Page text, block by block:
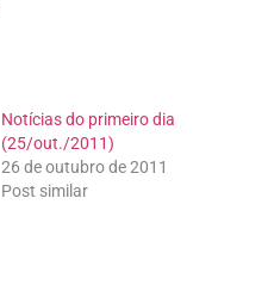
Notícias do primeiro dia
(25/out./2011)
26 de outubro de 2011
Post similar